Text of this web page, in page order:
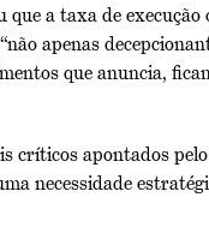
a taxa de
apenas
que anuncia,
críticos apontados
necessidade